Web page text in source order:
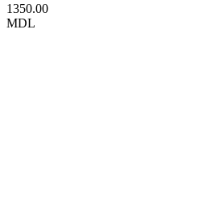
1350.00
MDL